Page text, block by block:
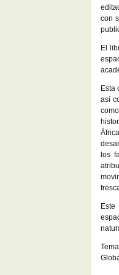
con
El
Esta
así
los
Este